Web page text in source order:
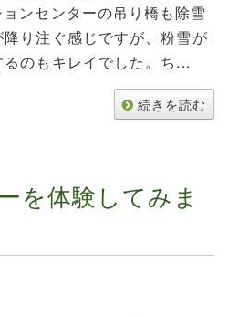
ョンセンターの吊り橋も除雪
り注ぐ感じですが、粉雪が
のもキレイでした。ち...
続きを読む
を体験してみま